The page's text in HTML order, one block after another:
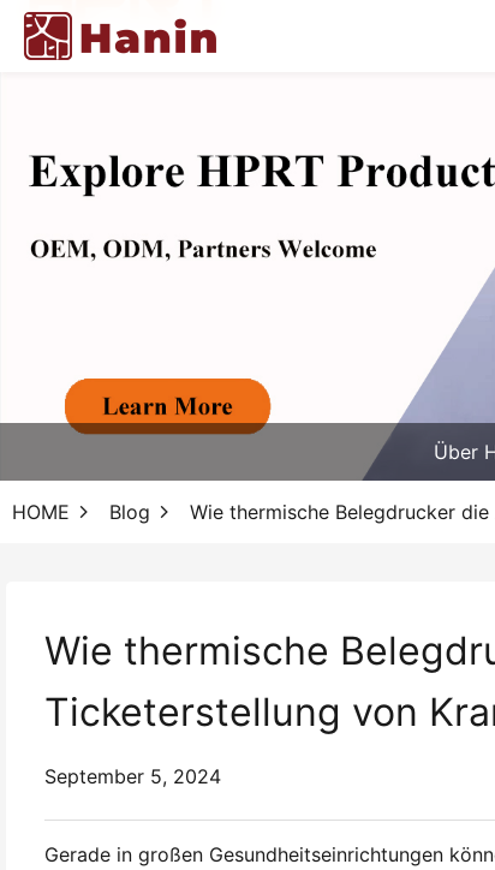
Über
HOME Blog Wie thermische Belegdrucker
Wie thermische
Ticketerstellung von
September 5, 2024
Gerade in großen Gesundheitseinrichtungen